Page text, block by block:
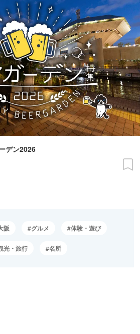
デン2026
阪 グルメ 体験・遊び
光・旅行 名所